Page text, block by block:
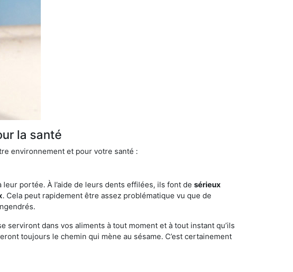
la santé
environnement et pour votre santé :
portée. À l’aide de leurs dents effilées, ils font de sérieux
. Cela peut rapidement être assez problématique vu que de
serviront dans vos aliments à tout moment et à tout instant qu’ils
toujours le chemin qui mène au sésame. C’est certainement